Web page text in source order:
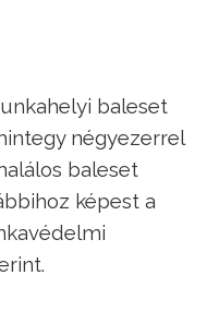
baleset
négyezerrel
baleset
képest a